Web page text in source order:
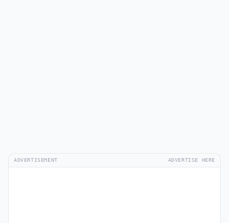
ADVERTISEMENT ADVERTISE HERE